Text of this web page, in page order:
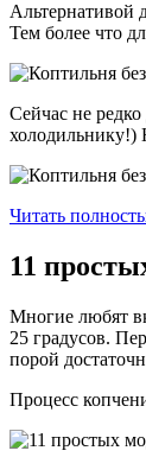
Альтернативой
Тем более что
Сейчас не
холодильнику!)
Читать
11
Многие любят
25 градусов.
порой
Процесс